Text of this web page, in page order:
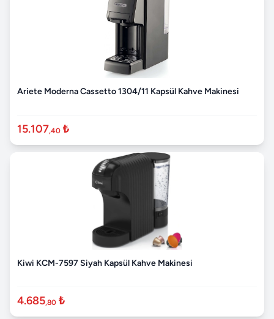
Ariete Moderna Cassetto 1304/11 Kapsül Kahve Makinesi
15.107,40 ₺
Kiwi KCM-7597 Siyah Kapsül Kahve Makinesi
4.685,80 ₺